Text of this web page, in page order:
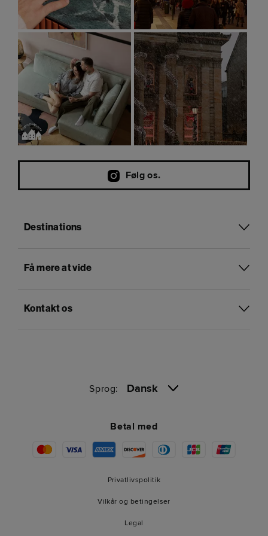
Følg os.
Destinations
Få mere at vide
Kontakt os
Sprog: Dansk
Betal med
Privatlivspolitik
Vilkår og betingelser
Legal